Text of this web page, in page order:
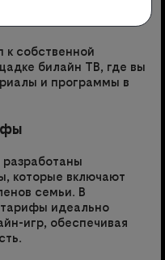
к собственной
билайн ТВ, где вы
и программы в
которые включают
семьи. В
идеально
игр, обеспечивая